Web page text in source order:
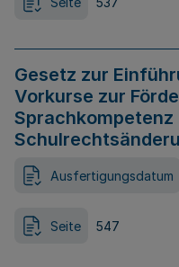
Gesetz zur
Vorkurse zur
Sprachkompetenz
Ausfertigungsdatum
Seite 547